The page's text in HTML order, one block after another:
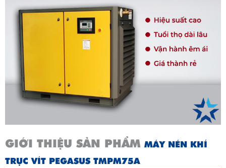
GIỚI THIỆU SẢN PHẨM MÁY NÉN KHÍ
TRỤC VÍT PEGASUS TMPM75A